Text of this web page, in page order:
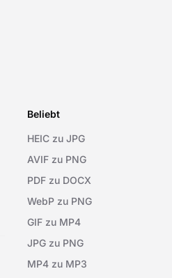
Beliebt
HEIC zu JPG
AVIF zu PNG
PDF zu DOCX
WebP zu PNG
GIF zu MP4
JPG zu PNG
MP4 zu MP3